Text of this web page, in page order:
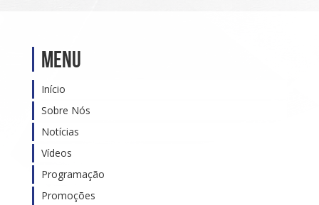
Menu
Início
Sobre Nós
Notícias
Vídeos
Programação
Promoções